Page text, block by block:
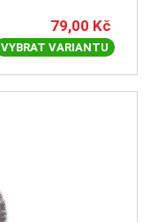
79,00 Kč
VYBRAT VARIANTU